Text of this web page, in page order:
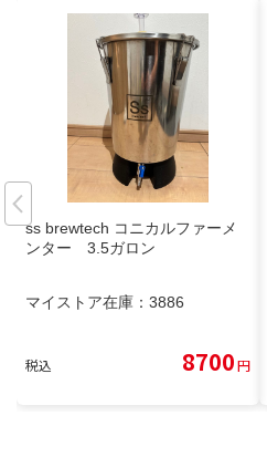
ss brewtech コニカルファーメ
ンター 3.5ガロン
マイストア在庫： 3886
税込 8700円